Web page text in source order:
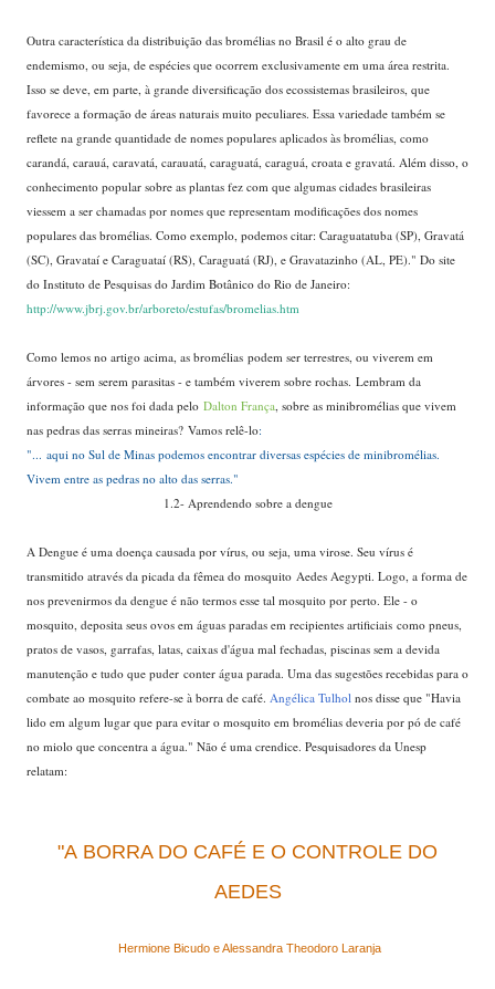
Outra característica da distribuição das bromélias no Brasil é o alto grau de
endemismo, ou seja, de espécies que ocorrem exclusivamente em uma área restrita.
Isso se deve, em parte, à grande diversificação dos ecossistemas brasileiros, que
favorece a formação de áreas naturais muito peculiares. Essa variedade também se
reflete na grande quantidade de nomes populares aplicados às bromélias, como
carandá, carauá, caravatá, carauatá, caraguatá, caraguá, croata e gravatá. Além disso, o
conhecimento popular sobre as plantas fez com que algumas cidades brasileiras
viessem a ser chamadas por nomes que representam modificações dos nomes
populares das bromélias. Como exemplo, podemos citar: Caraguatatuba (SP), Gravatá
(SC), Gravataí e Caraguataí (RS), Caraguatá (RJ), e Gravatazinho (AL, PE)." Do site
do Instituto de Pesquisas do Jardim Botânico do Rio de Janeiro:
http://www.jbrj.gov.br/arboreto/estufas/bromelias.htm
Como lemos no artigo acima, as bromélias podem ser terrestres, ou viverem em
árvores - sem serem parasitas - e também viverem sobre rochas. Lembram da
informação que nos foi dada pelo Dalton França , sobre as minibromélias que vivem
nas pedras das serras mineiras? Vamos relê-lo:
"... aqui no Sul de Minas podemos encontrar diversas espécies de minibromélias.
Vivem entre as pedras no alto das serras."
1.2- Aprendendo sobre a dengue
A Dengue é uma doença causada por vírus, ou seja, uma virose. Seu vírus é
transmitido através da picada da fêmea do mosquito Aedes Aegypti. Logo, a forma de
nos prevenirmos da dengue é não termos esse tal mosquito por perto. Ele - o
mosquito, deposita seus ovos em águas paradas em recipientes artificiais como pneus,
pratos de vasos, garrafas, latas, caixas d'água mal fechadas, piscinas sem a devida
manutenção e tudo que puder conter água parada. Uma das sugestões recebidas para o
combate ao mosquito refere-se à borra de café. Angélica Tulhol nos disse que "Havia
lido em algum lugar que para evitar o mosquito em bromélias deveria por pó de café
no miolo que concentra a água." Não é uma crendice. Pesquisadores da Unesp
relatam:
"A BORRA DO CAFÉ E O CONTROLE DO
AEDES
Hermione Bicudo e Alessandra Theodoro Laranja